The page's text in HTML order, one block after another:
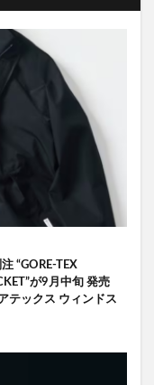
“GORE-TEX
が9月中旬 発売
テックス ウィンドス